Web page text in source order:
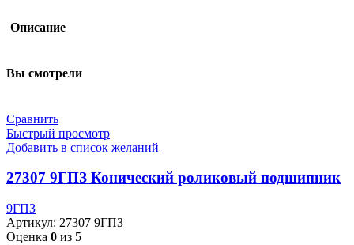
Описание
Вы смотрели
Сравнить
Быстрый просмотр
Добавить в список желаний
27307 9ГПЗ Конический роликовый подшипник
9ГПЗ
Артикул: 27307 9ГПЗ
Оценка 0 из 5